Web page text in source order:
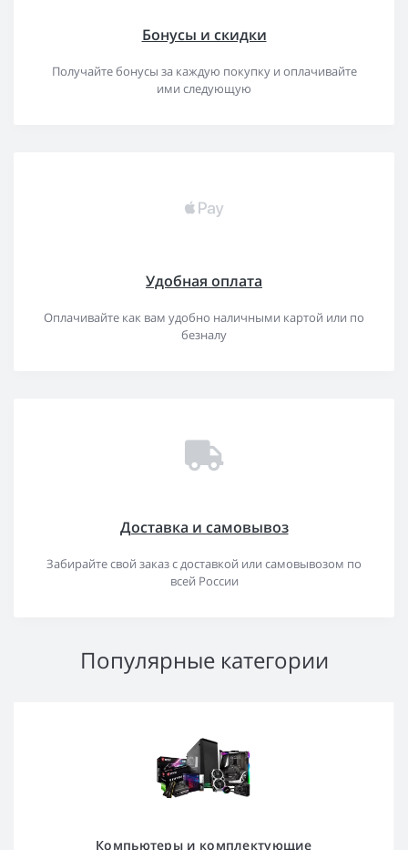
Бонусы и скидки
Получайте бонусы за каждую покупку и оплачивайте
ими следующую
Удобная оплата
Оплачивайте как вам удобно наличными картой или по
безналу
Доставка и самовывоз
Забирайте свой заказ с доставкой или самовывозом по
всей России
Популярные категории
Компьютеры и комплектующие